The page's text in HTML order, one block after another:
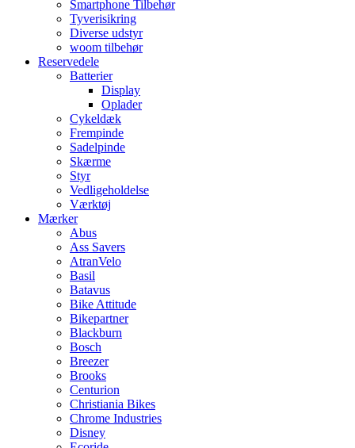
Smartphone Tilbehør
Tyverisikring
Diverse udstyr
woom tilbehør
Reservedele
Batterier
Display
Oplader
Cykeldæk
Frempinde
Sadelpinde
Skærme
Styr
Vedligeholdelse
Værktøj
Mærker
Abus
Ass Savers
AtranVelo
Basil
Batavus
Bike Attitude
Bikepartner
Blackburn
Bosch
Breezer
Brooks
Centurion
Christiania Bikes
Chrome Industries
Disney